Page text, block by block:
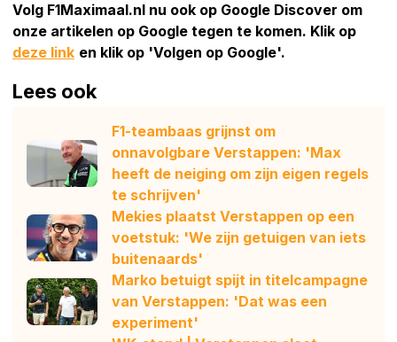
Volg F1Maximaal.nl nu ook op Google Discover om
onze artikelen op Google tegen te komen. Klik op
deze link en klik op 'Volgen op Google'.
Lees ook
F1-teambaas grijnst om
onnavolgbare Verstappen: 'Max
heeft de neiging om zijn eigen regels
te schrijven'
Mekies plaatst Verstappen op een
voetstuk: 'We zijn getuigen van iets
buitenaards'
Marko betuigt spijt in titelcampagne
van Verstappen: 'Dat was een
experiment'